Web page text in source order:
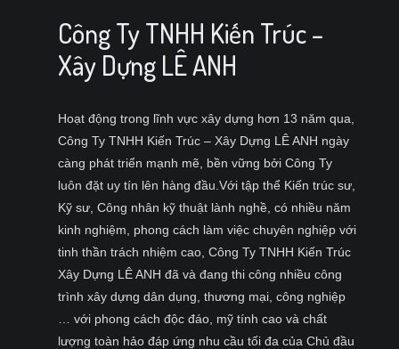
Công Ty TNHH Kiến Trúc –
Xây Dựng LÊ ANH
Hoạt động trong lĩnh vực xây dựng hơn 13 năm qua,
Công Ty TNHH Kiến Trúc – Xây Dựng LÊ ANH ngày
càng phát triển mạnh mẽ, bền vững bởi Công Ty
luôn đặt uy tín lên hàng đầu.Với tập thể Kiến trúc sư,
Kỹ sư, Công nhân kỹ thuật lành nghề, có nhiều năm
kinh nghiệm, phong cách làm việc chuyên nghiệp với
tinh thần trách nhiệm cao, Công Ty TNHH Kiến Trúc
Xây Dựng LÊ ANH đã và đang thi công nhiều công
trình xây dựng dân dụng, thương mại, công nghiệp
… với phong cách độc đáo, mỹ tính cao và chất
lượng toàn hảo đáp ứng nhu cầu tối đa của Chủ đầu